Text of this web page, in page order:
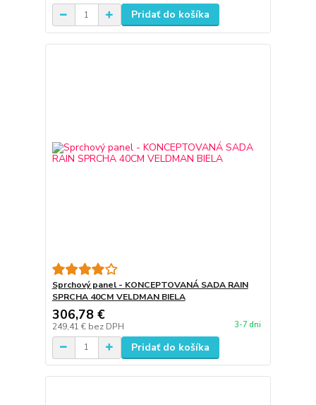
Pridať do košíka
Sprchový panel - KONCEPTOVANÁ SADA RAIN
SPRCHA 40CM VELDMAN BIELA
306,78 €
249,41 € bez DPH 3-7 dni
Pridať do košíka